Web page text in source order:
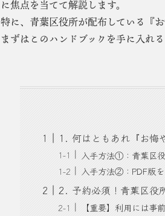
に焦点を当てて解説します。
特に、青葉区役所が配布している『
まずはこのハンドブックを手に入れ
1. 何はともあれ『お悔
入手方法①：青葉区
入手方法②：PDF版
2. 予約必須！青葉区役
【重要】利用には事